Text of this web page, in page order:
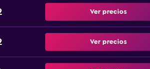
Ver precios
Ver precios